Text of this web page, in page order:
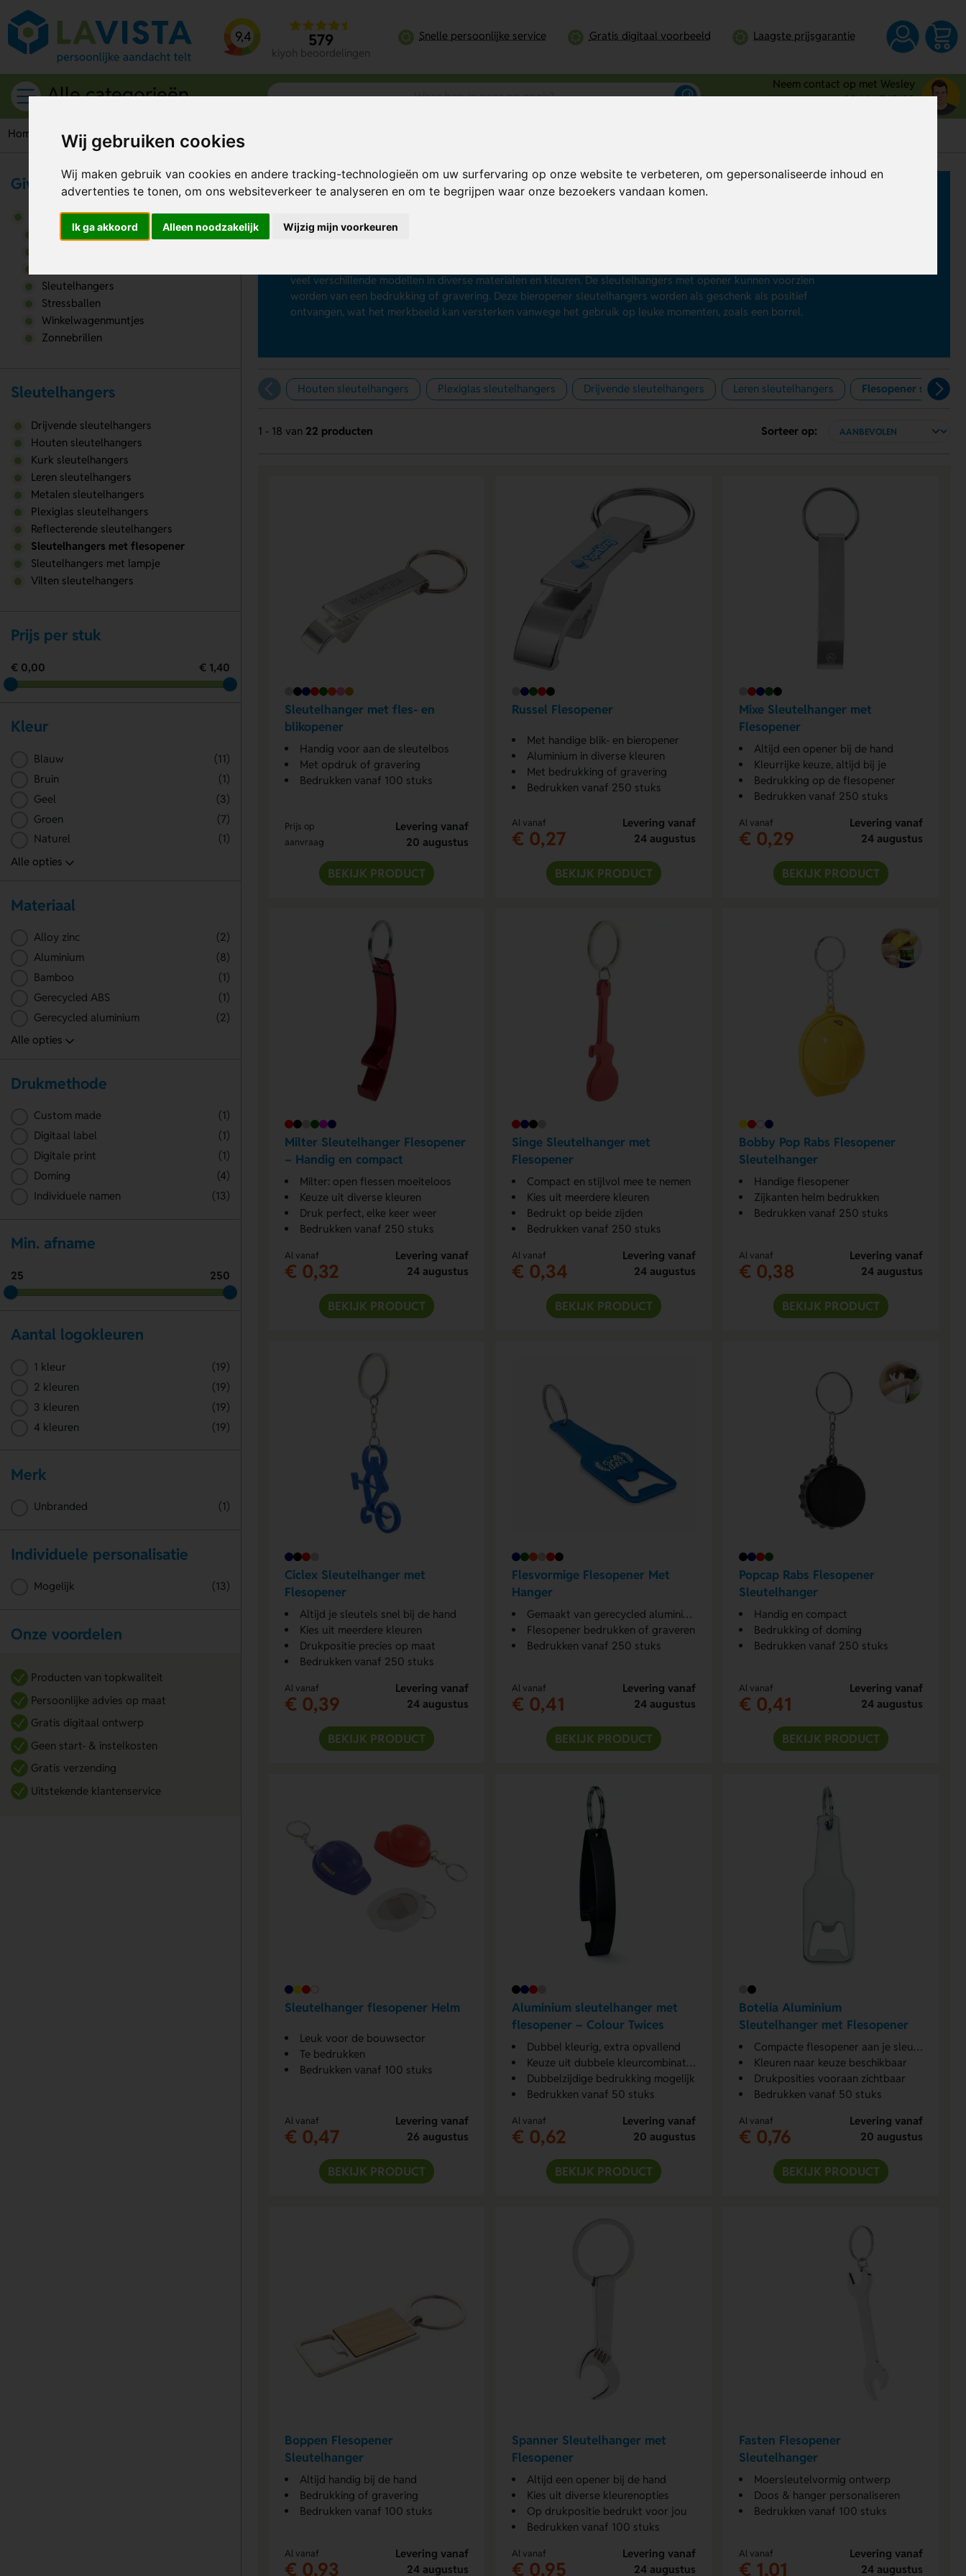
Wij gebruiken cookies
Wij maken gebruik van cookies en andere tracking-technologieën om uw surfervaring op onze website te verbeteren, om gepersonaliseerde inhoud en
advertenties te tonen, om ons websiteverkeer te analyseren en om te begrijpen waar onze bezoekers vandaan komen.
Ik ga akkoord Alleen noodzakelijk Wijzig mijn voorkeuren
9,4 579
kiyoh beoordelingen
Snelle persoonlijke service Gratis digitaal voorbeeld Laagste prijsgarantie
Alle categorieën
Neem contact op met Wesley
0344 - 745109
Home Giveaways Sleutelhangers Sleutelhangers met flesopener
Sleutelhangers met flesopener
Onzesleutelhangers met flesopener
veel verschillende modellen in diverse materialen en kleuren. De sleutelhangers met opener kunnen voorzien
worden van een bedrukking of gravering. Deze bieropener sleutelhangers worden als geschenk als positief
ontvangen, wat het merkbeeld kan versterken vanwege het gebruik op leuke momenten, zoals een borrel.
Houten sleutelhangers Plexiglas sleutelhangers Drijvende sleutelhangers Leren sleutelhangers Flesopener
1 - 18 van 22 producten Sorteer op:
Sleutelhanger met fles- en
blikopener
Handig voor aan de sleutelbos
Met opdruk of gravering
Bedrukken vanaf 100 stuks
Prijs op
aanvraag
Levering vanaf
20 augustus
BEKIJK PRODUCT
Russel Flesopener
Met handige blik- en bieropener
Aluminium in diverse kleuren
Met bedrukking of gravering
Bedrukken vanaf 250 stuks
Al vanaf
€ 0,27
Levering vanaf
24 augustus
BEKIJK PRODUCT
Mixe Sleutelhanger met
Flesopener
Altijd een opener bij de hand
Kleurrijke keuze, altijd bij je
Bedrukking op de flesopener
Bedrukken vanaf 250 stuks
Al vanaf
€ 0,29
Levering vanaf
24 augustus
BEKIJK PRODUCT
Milter Sleutelhanger Flesopener
– Handig en compact
Milter: open flessen moeiteloos
Keuze uit diverse kleuren
Druk perfect, elke keer weer
Bedrukken vanaf 250 stuks
Al vanaf
€ 0,32
Levering vanaf
24 augustus
BEKIJK PRODUCT
Singe Sleutelhanger met
Flesopener
Compact en stijlvol mee te nemen
Kies uit meerdere kleuren
Bedrukt op beide zijden
Bedrukken vanaf 250 stuks
Al vanaf
€ 0,34
Levering vanaf
24 augustus
BEKIJK PRODUCT
Bobby Pop Rabs Flesopener
Sleutelhanger
Handige flesopener
Zijkanten helm bedrukken
Bedrukken vanaf 250 stuks
Al vanaf
€ 0,38
Levering vanaf
24 augustus
BEKIJK PRODUCT
Ciclex Sleutelhanger met
Flesopener
Altijd je sleutels snel bij de hand
Kies uit meerdere kleuren
Drukpositie precies op maat
Bedrukken vanaf 250 stuks
Al vanaf
€ 0,39
Levering vanaf
24 augustus
BEKIJK PRODUCT
Flesvormige Flesopener Met
Hanger
Gemaakt van gerecycled aluminium
Flesopener bedrukken of graveren
Bedrukken vanaf 250 stuks
Al vanaf
€ 0,41
Levering vanaf
24 augustus
BEKIJK PRODUCT
Popcap Rabs Flesopener
Sleutelhanger
Handig en compact
Bedrukking of doming
Bedrukken vanaf 250 stuks
Al vanaf
€ 0,41
Levering vanaf
24 augustus
BEKIJK PRODUCT
Sleutelhanger flesopener Helm
Leuk voor de bouwsector
Te bedrukken
Bedrukken vanaf 100 stuks
Al vanaf
€ 0,47
Levering vanaf
26 augustus
BEKIJK PRODUCT
Aluminium sleutelhanger met
flesopener – Colour Twices
Dubbel kleurig, extra opvallend
Keuze uit dubbele kleurcombinaties
Dubbelzijdige bedrukking mogelijk
Bedrukken vanaf 50 stuks
Al vanaf
€ 0,62
Levering vanaf
20 augustus
BEKIJK PRODUCT
Botelia Aluminium
Sleutelhanger met Flesopener
Compacte flesopener aan je sleutelbos
Kleuren naar keuze beschikbaar
Drukposities vooraan zichtbaar
Bedrukken vanaf 50 stuks
Al vanaf
€ 0,76
Levering vanaf
20 augustus
BEKIJK PRODUCT
Boppen Flesopener
Sleutelhanger
Altijd handig bij de hand
Bedrukking of gravering
Bedrukken vanaf 100 stuks
Al vanaf
€ 0,93
Levering vanaf
24 augustus
Spanner Sleutelhanger met
Flesopener
Altijd een opener bij de hand
Kies uit diverse kleurenopties
Op drukpositie bedrukt voor jou
Bedrukken vanaf 100 stuks
Al vanaf
€ 0,95
Levering vanaf
24 augustus
Fasten Flesopener
Sleutelhanger
Moersleutelvormig ontwerp
Doos & hanger personaliseren
Bedrukken vanaf 100 stuks
Al vanaf
€ 1,01
Levering vanaf
24 augustus
Giveaways
Giveaways
Aanstekers
Sleutelhangers
Stressballen
Winkelwagenmuntjes
Zonnebrillen
Sleutelhangers
Drijvende sleutelhangers
Houten sleutelhangers
Kurk sleutelhangers
Leren sleutelhangers
Metalen sleutelhangers
Plexiglas sleutelhangers
Reflecterende sleutelhangers
Sleutelhangers met flesopener
Sleutelhangers met lampje
Vilten sleutelhangers
Prijs per stuk
€ 0,00 € 1,40
Kleur
Blauw
(11)
Bruin
(1)
Geel
(3)
Groen
(7)
Naturel
(1)
Materiaal
Alloy zinc
(2)
Aluminium
(8)
Bamboo
(1)
Gerecycled ABS
(1)
Gerecycled aluminium
(2)
Drukmethode
Custom made
(1)
Digitaal label
(1)
Digitale print
(1)
Doming
(4)
Individuele namen
(13)
Min. afname
25 250
Aantal logokleuren
1 kleur
(19)
2 kleuren
(19)
3 kleuren
(19)
4 kleuren
(19)
Merk
Unbranded (1)
Individuele personalisatie
Mogelijk (13)
Onze voordelen
Producten van topkwaliteit
Persoonlijke advies op maat
Gratis digitaal ontwerp
Geen start- & instelkosten
Gratis verzending
Uitstekende klantenservice